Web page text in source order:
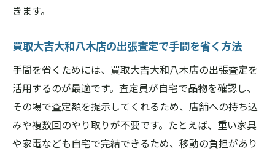
きます。
買取大吉大和八木店の出張査定で手間を省く方法
手間を省くためには、買取大吉大和八木店の出張査定を
活用するのが最適です。査定員が自宅で品物を確認し、
その場で査定額を提示してくれるため、店舗への持ち込
みや複数回のやり取りが不要です。たとえば、重い家具
や家電なども自宅で完結できるため、移動の負担があり